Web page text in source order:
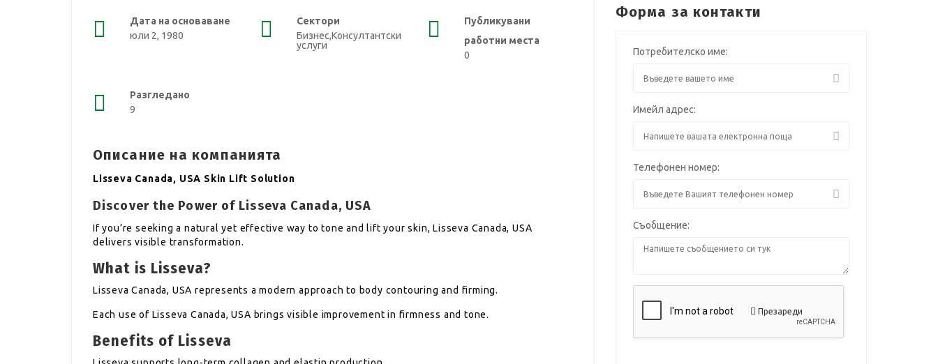
Дата на основаване
юли 2, 1980
Сектори
Бизнес,Консултантски
услуги
Публикувани
работни места
0
Разгледано
9
Описание на компанията
Lisseva Canada, USA Skin Lift Solution
Discover the Power of Lisseva Canada, USA
If you’re seeking a natural yet effective way to tone and lift your skin, Lisseva Canada, USA
delivers visible transformation.
What is Lisseva?
Lisseva Canada, USA represents a modern approach to body contouring and firming.
Each use of Lisseva Canada, USA brings visible improvement in firmness and tone.
Benefits of Lisseva
Форма за контакти
Потребителско име:
Имейл адрес:
Телефонен номер:
Съобщение:
Презареди